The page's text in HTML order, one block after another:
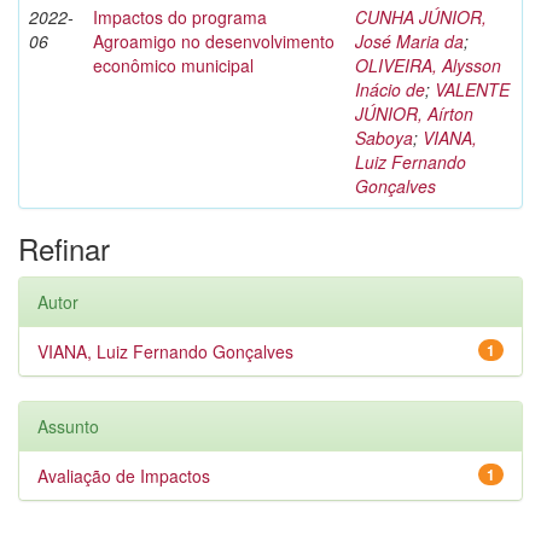
2022-
06
Impactos do programa
Agroamigo no desenvolvimento
econômico municipal
CUNHA JÚNIOR,
José Maria da;
OLIVEIRA, Alysson
Inácio de; VALENTE
JÚNIOR, Aírton
Saboya; VIANA,
Luiz Fernando
Gonçalves
Refinar
Autor
1
VIANA, Luiz Fernando Gonçalves
Assunto
1
Avaliação de Impactos